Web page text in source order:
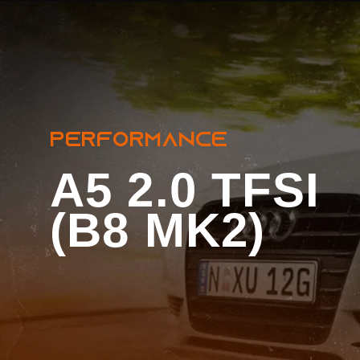
A5 2.0 TFSI (B8
PERFORMANCE
A5 2.0 TFSI
(B8 MK2)